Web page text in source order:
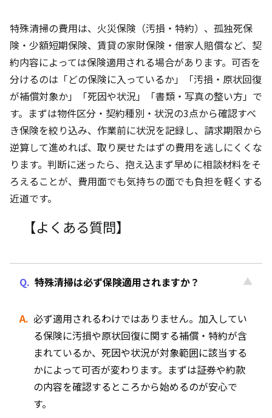
特殊清掃の費用は、火災保険（汚損・特約）、孤独死保
険・少額短期保険、賃貸の家財保険・借家人賠償など、契
約内容によっては保険適用される場合があります。可否を
分けるのは「どの保険に入っているか」「汚損・原状回復
が補償対象か」「死因や状況」「書類・写真の整い方」で
す。まずは物件区分・契約種別・状況の3点から確認すべ
き保険を絞り込み、作業前に状況を記録し、請求期限から
逆算して進めれば、取り戻せたはずの費用を逃しにくくな
ります。判断に迷ったら、抱え込まず早めに相談材料をそ
ろえることが、費用面でも気持ちの面でも負担を軽くする
近道です。
【よくある質問】
特殊清掃は必ず保険適用されますか？
必ず適用されるわけではありません。加入してい
る保険に汚損や原状回復に関する補償・特約が含
まれているか、死因や状況が対象範囲に該当する
かによって可否が変わります。まずは証券や約款
の内容を確認するところから始めるのが安心で
す。